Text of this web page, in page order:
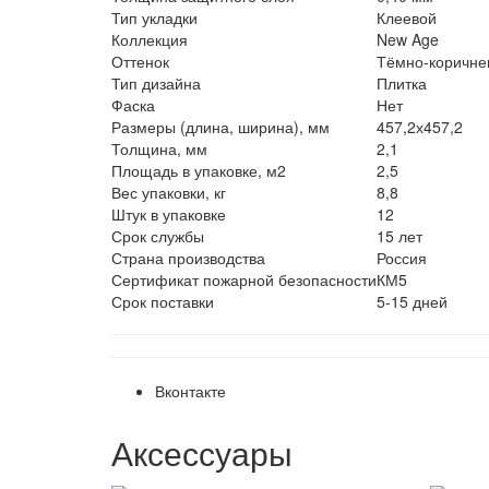
Тип укладки
Клеевой
Коллекция
New Age
Оттенок
Тёмно-
Тип дизайна
Плитка
Фаска
Нет
Размеры (длина, ширина), мм
457,2х457,2
Толщина, мм
2,1
Площадь в упаковке, м2
2,5
Вес упаковки, кг
8,8
Штук в упаковке
12
Срок службы
15 лет
Страна производства
Россия
Сертификат пожарной безопасностиКМ5
Срок поставки
5-15 дней
Вконтакте
Аксессуары